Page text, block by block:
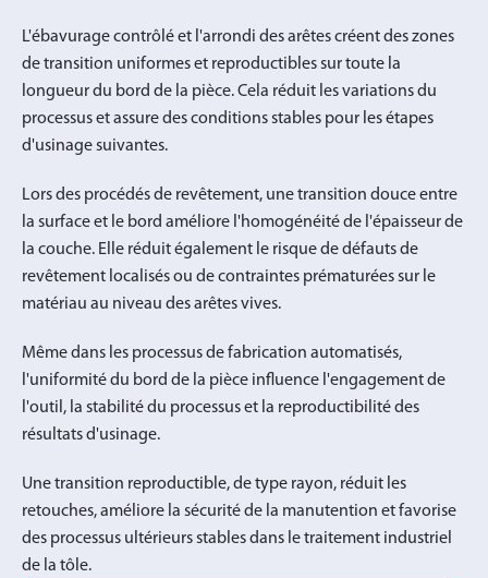
L'ébavurage contrôlé et l'arrondi des arêtes créent des zones
de transition uniformes et reproductibles sur toute la
longueur du bord de la pièce. Cela réduit les variations du
processus et assure des conditions stables pour les étapes
d'usinage suivantes.
Lors des procédés de revêtement, une transition douce entre
la surface et le bord améliore l'homogénéité de l'épaisseur de
la couche. Elle réduit également le risque de défauts de
revêtement localisés ou de contraintes prématurées sur le
matériau au niveau des arêtes vives.
Même dans les processus de fabrication automatisés,
l'uniformité du bord de la pièce influence l'engagement de
l'outil, la stabilité du processus et la reproductibilité des
résultats d'usinage.
Une transition reproductible, de type rayon, réduit les
retouches, améliore la sécurité de la manutention et favorise
des processus ultérieurs stables dans le traitement industriel
de la tôle.